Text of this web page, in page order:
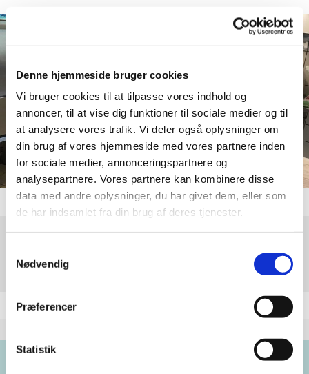
Denne hjemmeside bruger cookies
Vi bruger cookies til at tilpasse vores indhold og
annoncer, til at vise dig funktioner til sociale medier og til
at analysere vores trafik. Vi deler også oplysninger om
din brug af vores hjemmeside med vores partnere inden
for sociale medier, annonceringspartnere og
analysepartnere. Vores partnere kan kombinere disse
data med andre oplysninger, du har givet dem, eller som
de har indsamlet fra din brug af deres tjenester.
Nødvendig
Præferencer
Statistik
Tirsdag 29. december 2026, kl. 12:00